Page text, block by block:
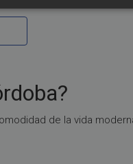
de la vida